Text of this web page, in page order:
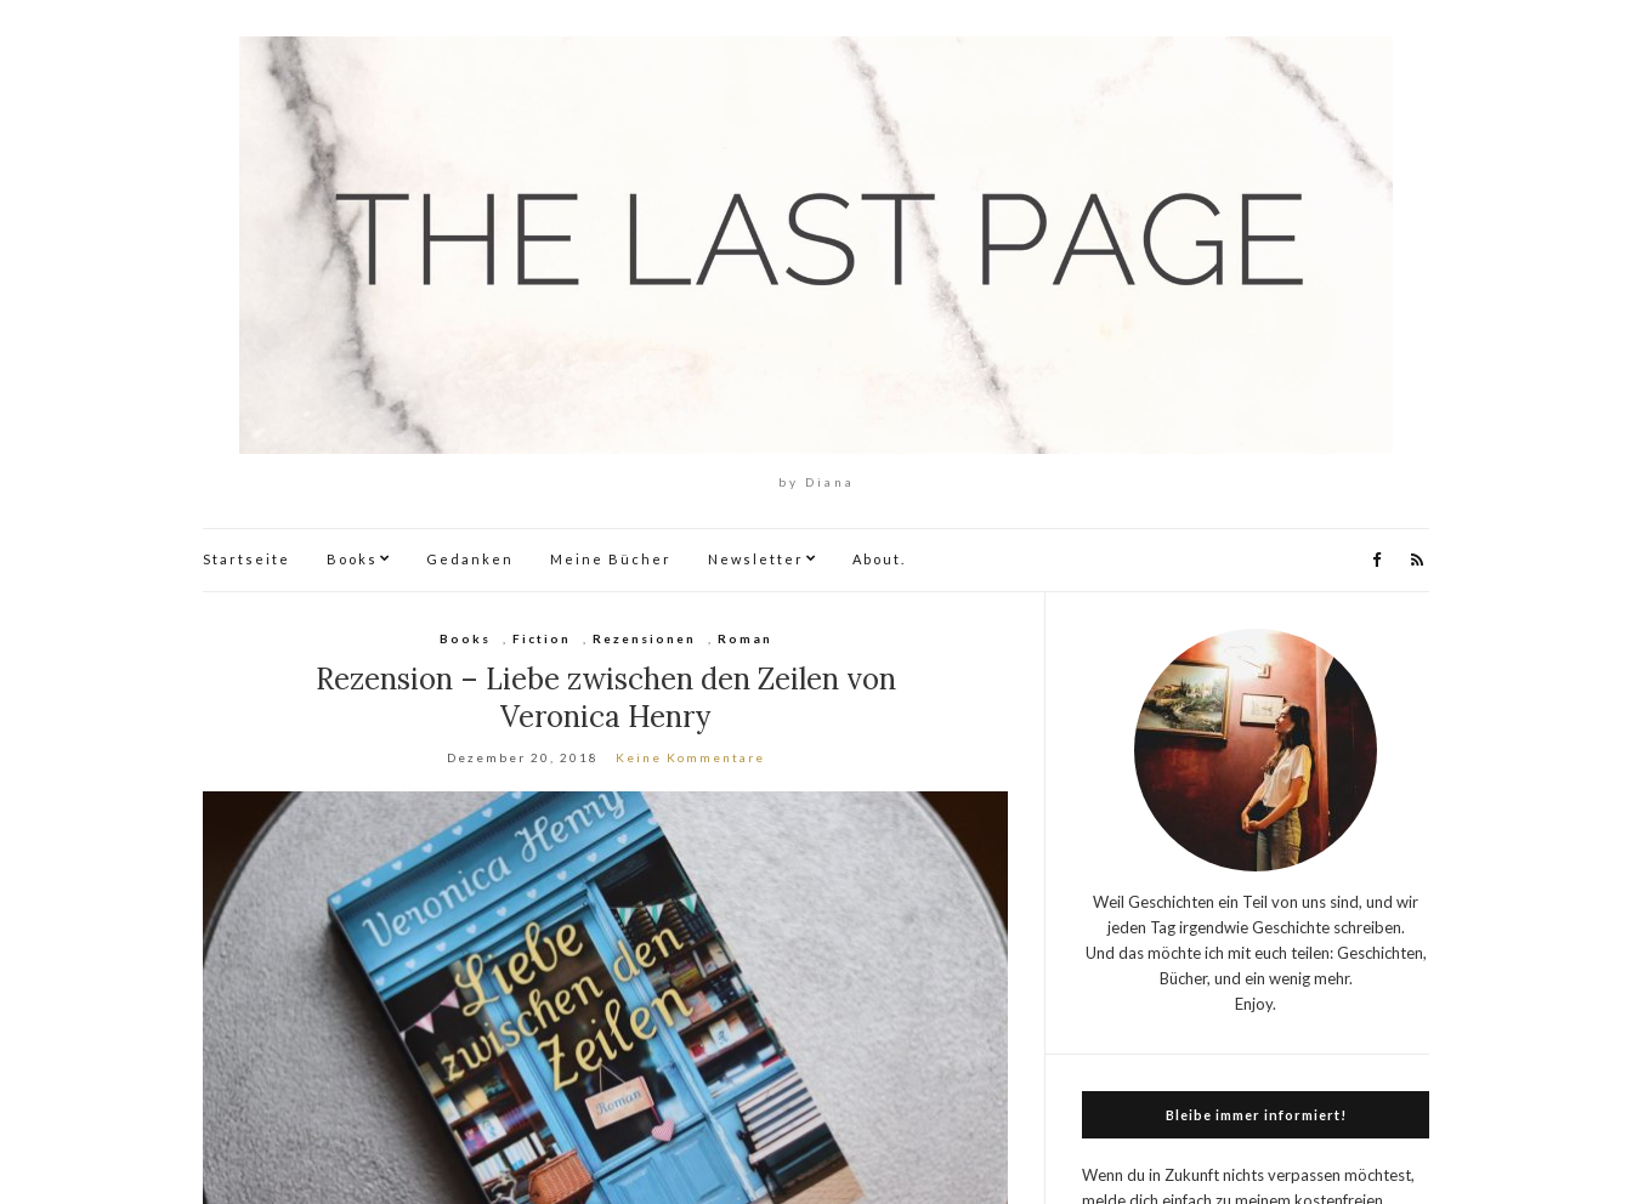
by Diana
Startseite Books Gedanken Meine Bücher Newsletter About.
Books Fiction Rezensionen Roman
Rezension – Liebe zwischen den Zeilen von
Veronica Henry
Dezember 20, 2018 Keine Kommentare
Weil Geschichten ein Teil von uns sind, und wir
jeden Tag irgendwie Geschichte schreiben.
Und das möchte ich mit euch teilen: Geschichten,
Bücher, und ein wenig mehr.
Enjoy.
Bleibe immer informiert!
Wenn du in Zukunft nichts verpassen möchtest,